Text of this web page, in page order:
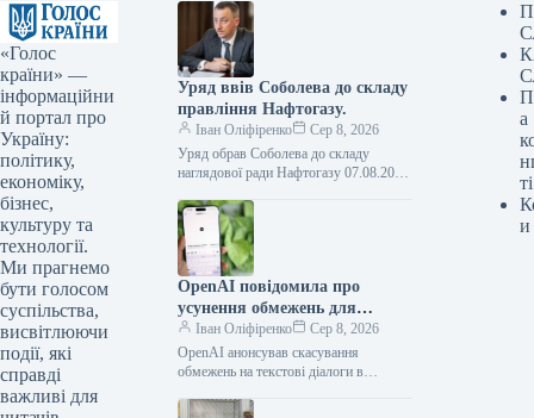
«Голос
країни» —
інформаційни
й портал про
Україну:
політику,
економіку,
бізнес,
культуру та
технології.
Ми прагнемо
бути голосом
суспільства,
висвітлюючи
події, які
справді
важливі для
Уряд ввів Соболева до складу
правління Нафтогазу.
Іван Оліфіренко
Сер 8, 2026
Уряд обрав Соболева до складу
наглядової ради Нафтогазу 07.08.2026
заступника голови Офісу Президента
Олексія Соболева представником…
OpenAI повідомила про
усунення обмежень для
текстових розмов у ChatGPT
на безкоштовних планах
Іван Оліфіренко
Сер 8, 2026
OpenAI анонсував скасування
обмежень на текстові діалоги в
07.08.2026 16:59 Укрінформ
а
ті
и